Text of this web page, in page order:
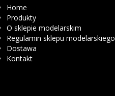
Home
Produkty
O sklepie modelarskim
Regulamin sklepu modelarskiego
Dostawa
Kontakt